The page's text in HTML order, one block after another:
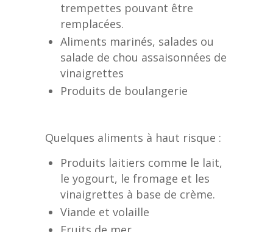
trempettes pouvant être
remplacées.
Aliments marinés, salades ou
salade de chou assaisonnées de
vinaigrettes
Produits de boulangerie
Quelques aliments à haut risque :
Produits laitiers comme le lait,
le yogourt, le fromage et les
vinaigrettes à base de crème.
Viande et volaille